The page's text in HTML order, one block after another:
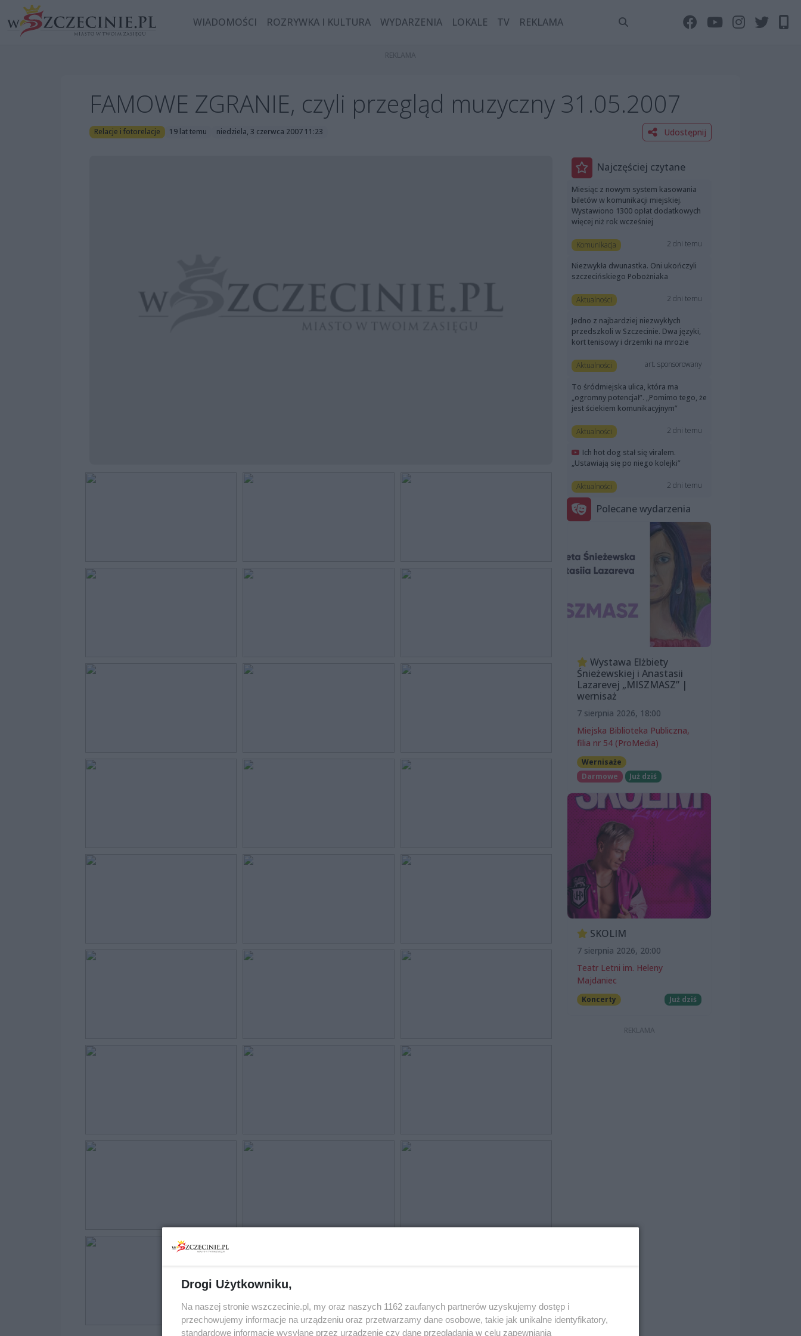
WIADOMOŚCI ROZRYWKA I KULTURA WYDARZENIA LOKALE TV REKLAMA
FAMOWE ZGRANIE, czyli przegląd muzyczny 31.05.2007
Relacje i fotorelacje 19 lat temu niedziela, 3 czerwca 2007 11:23 Udostępnij
Najczęściej czytane
Miesiąc z nowym system kasowania
biletów w komunikacji miejskiej.
Wystawiono 1300 opłat dodatkowych
więcej niż rok wcześniej
Komunikacja 2 dni temu
Niezwykła dwunastka. Oni ukończyli
szczecińskiego Pobożniaka
Aktualności 2 dni temu
Jedno z najbardziej niezwykłych
przedszkoli w Szczecinie. Dwa języki,
kort tenisowy i drzemki na mrozie
Aktualności art. sponsorowany
To śródmiejska ulica, która ma
„ogromny potencjał”. „Pomimo tego, że
jest ściekiem komunikacyjnym”
Aktualności 2 dni temu
Ich hot dog stał się viralem.
„Ustawiają się po niego kolejki”
Aktualności 2 dni temu
Polecane wydarzenia
Wystawa Elżbiety
Śnieżewskiej i Anastasii
Lazarevej „MISZMASZ” |
wernisaż
7 sierpnia 2026, 18:00
Miejska Biblioteka Publiczna,
filia nr 54 (ProMedia)
Wernisaże
Darmowe
Już dziś
SKOLIM
7 sierpnia 2026, 20:00
Teatr Letni im. Heleny
Majdaniec
Koncerty Już dziś
Drogi Użytkowniku,
Na naszej stronie wszczecinie.pl, my oraz naszych 1162 zaufanych partnerów uzyskujemy dostęp i
przechowujemy informacje na urządzeniu oraz przetwarzamy dane osobowe, takie jak unikalne identyfikatory,
standardowe informacje wysyłane przez urządzenie czy dane przeglądania w celu zapewniania